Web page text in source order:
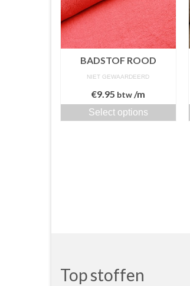
BADSTOF ROOD
NIET GEWAARDEERD
€9.95 btw/m
Select options
Top stoffen